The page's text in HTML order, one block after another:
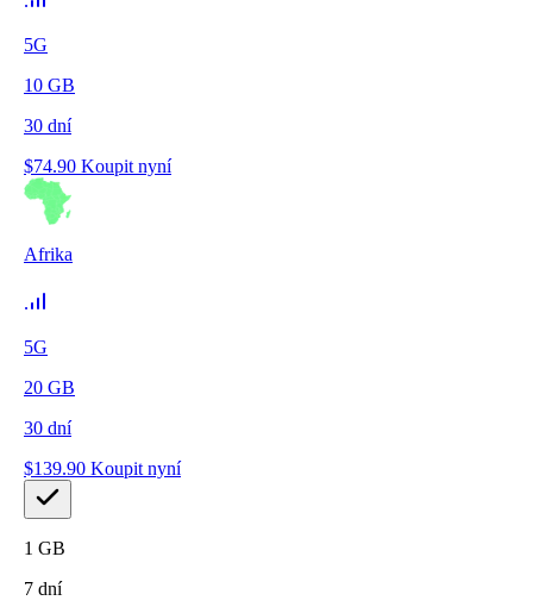
5G
10 GB
30 dní
$74.90 Koupit nyní
Afrika
5G
20 GB
30 dní
$139.90 Koupit nyní
1 GB
7 dní